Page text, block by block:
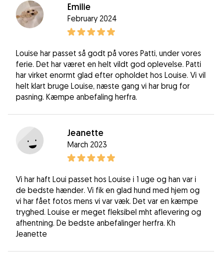
Emilie
February 2024
Louise har passet så godt på vores Patti, under vores
ferie. Det har været en helt vildt god oplevelse. Patti
har virket enormt glad efter opholdet hos Louise. Vi vil
helt klart bruge Louise, næste gang vi har brug for
pasning. Kæmpe anbefaling herfra.
Jeanette
March 2023
Vi har haft Loui passet hos Louise i 1 uge og han var i
de bedste hænder. Vi fik en glad hund med hjem og
vi har fået fotos mens vi var væk. Det var en kæmpe
tryghed. Louise er meget fleksibel mht aflevering og
afhentning. De bedste anbefalinger herfra. Kh
Jeanette